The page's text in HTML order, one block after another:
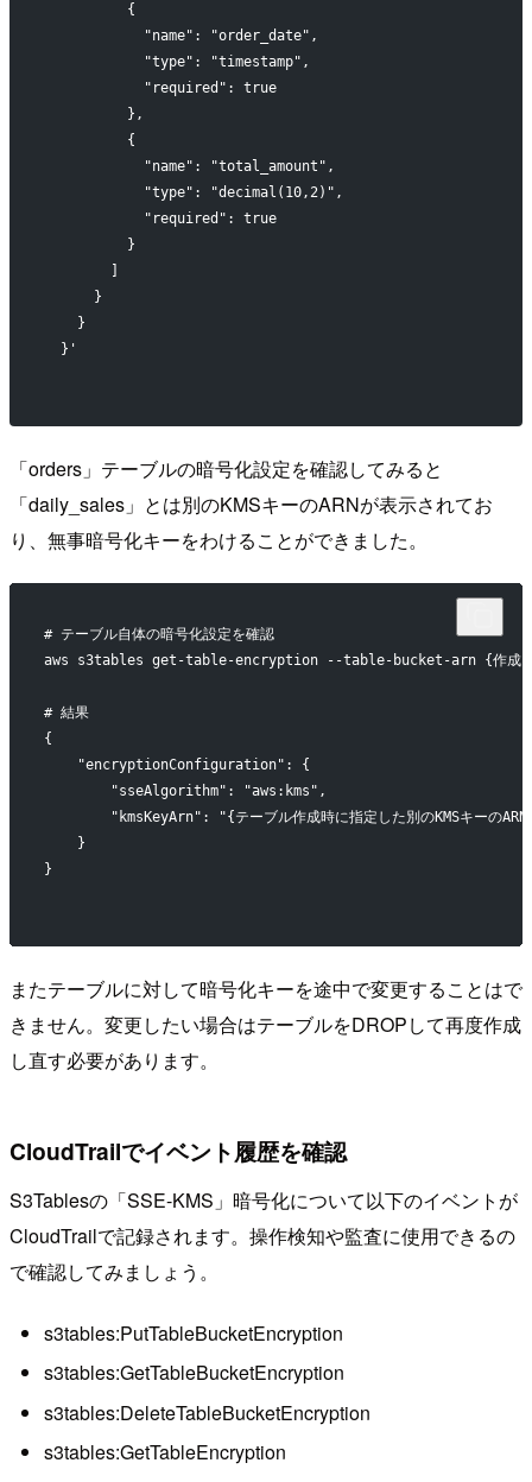
          {
            "name": "order_date",
            "type": "timestamp",
            "required": true
          },
          {
            "name": "total_amount",
            "type": "decimal(10,2)",
            "required": true
          }
      }
    }
  }'
「orders」テーブルの暗号化設定を確認してみると
「daily_sales」とは別のKMSキーのARNが表示されてお
り、無事暗号化キーをわけることができました。
# テーブル自体の暗号化設定を確認
aws s3tables get-table-encryption --table-bucket-arn {作成した
# 結果
{
    "encryptionConfiguration": {
        "sseAlgorithm": "aws:kms",
"kmsKeyArn": "{テーブル作成時に指定した別のKMSキーの
    }
}
またテーブルに対して暗号化キーを途中で変更することはで
きません。変更したい場合はテーブルをDROPして再度作成
し直す必要があります。
CloudTrailでイベント履歴を確認
S3Tablesの「SSE-KMS」暗号化について以下のイベントが
CloudTrailで記録されます。操作検知や監査に使用できるの
で確認してみましょう。
s3tables:PutTableBucketEncryption
s3tables:GetTableBucketEncryption
s3tables:DeleteTableBucketEncryption
s3tables:GetTableEncryption